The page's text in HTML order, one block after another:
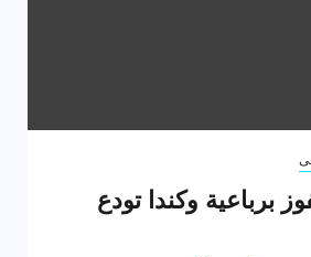
برباعية وكندا تودع